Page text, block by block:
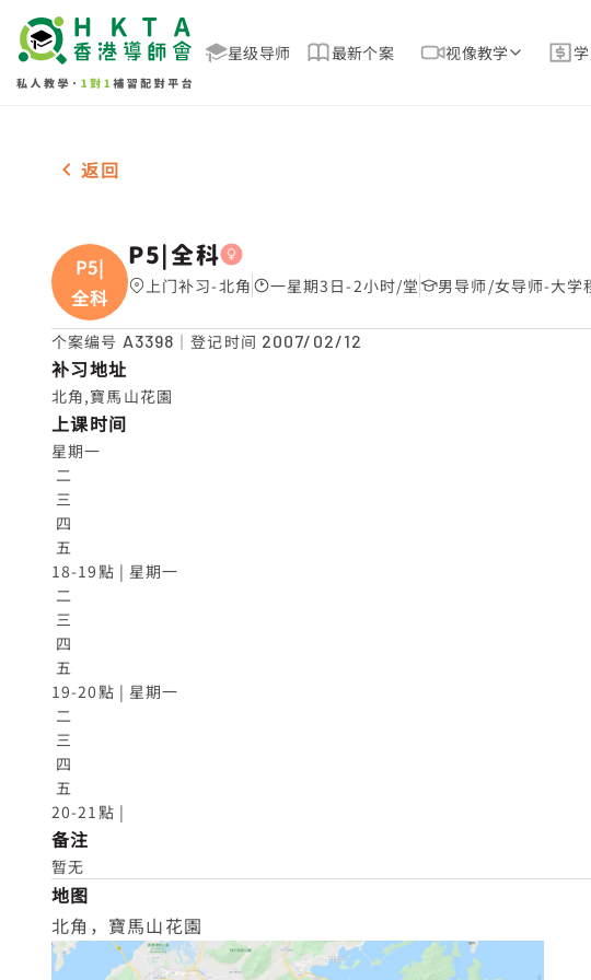
星级导师 最新个案 视像教学
女-1名 P5|全科，北角 补习推介
返回
P5|
全科
P5|全科
上门补习-北角 一星期3日-2小时/堂 男导师/女导师-大学
个案编号 A3398 ｜登记时间 2007/02/12
补习地址
北角,寶馬山花園
上课时间
星期一
二
五
18-19點 | 星期一
二
五
19-20點 | 星期一
二
五
20-21點 |
备注
暂无
地图
北角，寶馬山花園